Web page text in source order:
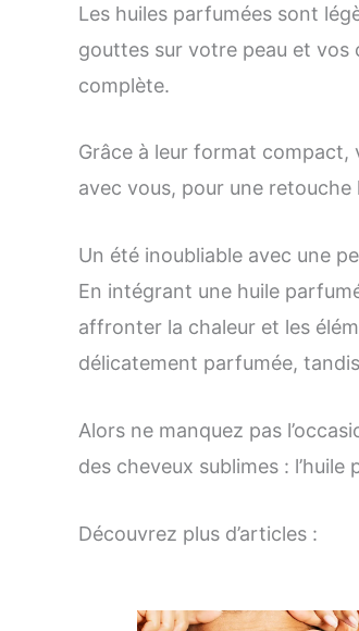
Les huiles parfumées sont
gouttes sur votre peau et vos
complète.
Grâce à leur format
avec vous, pour une
Un été inoubliable avec une
En intégrant une huile
affronter la chaleur et les
délicatement parfumée,
Alors ne manquez pas
des cheveux sublimes :
Découvrez plus d’articles :